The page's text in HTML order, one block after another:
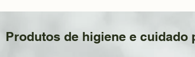
Produtos de higiene e